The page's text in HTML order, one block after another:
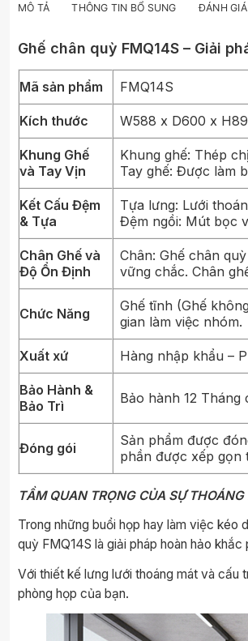
MÔ TẢ THÔNG TIN BỔ SUNG ĐÁNH
Ghế chân quỳ FMQ14S – Giải
Mã sản phẩm FMQ14S
Kích thước W588 x D600 x
Khung Ghế
và Tay Vịn
Khung ghế: Thép
Tay ghế: Được làm
Kết Cấu Đệm
& Tựa
Tựa lưng: Lưới
Đệm ngồi: Mút bọc
Chân Ghế và
Độ Ổn Định
Chân: Ghế chân
vững chắc. Chân
Chức Năng Ghế tĩnh (Ghế
gian làm việc nhóm.
Xuất xứ Hàng nhập khẩu –
Bảo Hành &
Bảo Trì
Bảo hành 12
Đóng gói
Sản phẩm được
phần được xếp gọn
TẦM QUAN TRỌNG CỦA SỰ
Trong những buổi họp hay làm việc kéo
quỳ FMQ14S là giải pháp hoàn hảo
Với thiết kế lưng lưới thoáng mát và cấu
phòng họp của bạn.